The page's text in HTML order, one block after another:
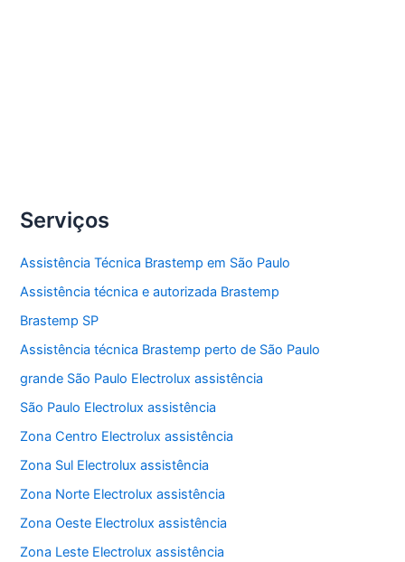
Brastemp
Serviços
Assistência Técnica Brastemp em São Paulo
Assistência técnica e autorizada Brastemp
Brastemp SP
Assistência técnica Brastemp perto de São Paulo
grande São Paulo Electrolux assistência
São Paulo Electrolux assistência
Zona Centro Electrolux assistência
Zona Sul Electrolux assistência
Zona Norte Electrolux assistência
Zona Oeste Electrolux assistência
Zona Leste Electrolux assistência